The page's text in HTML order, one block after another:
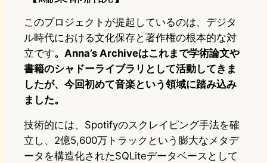
このプロジェクトが提起しているのは、デジタ
ル時代における文化保存と著作権の根本的な対
立です。Anna’s Archiveはこれまで学術論文や
書籍のシャドーライブラリとして活動してきま
したが、今回初めて音楽という領域に踏み込み
ました。
技術的には、Spotifyのスクレイピング手法を確
立し、2億5,600万トラックという膨大なメタデ
ータを構造化されたSQLiteデータベースとして